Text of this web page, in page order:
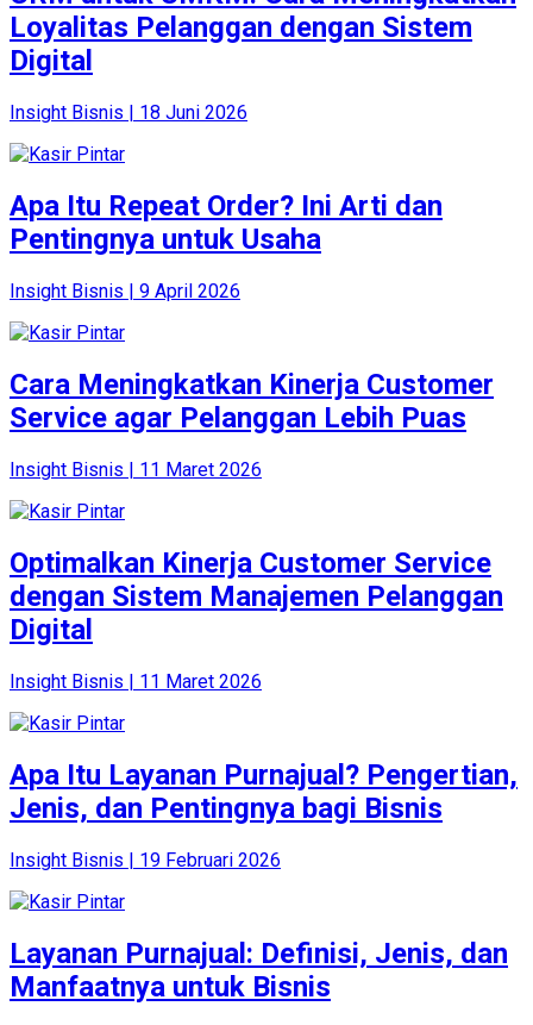
Loyalitas Pelanggan dengan Sistem
Digital
Insight Bisnis | 18 Juni 2026
Apa Itu Repeat Order? Ini Arti dan
Pentingnya untuk Usaha
Insight Bisnis | 9 April 2026
Cara Meningkatkan Kinerja Customer
Service agar Pelanggan Lebih Puas
Insight Bisnis | 11 Maret 2026
Optimalkan Kinerja Customer Service
dengan Sistem Manajemen Pelanggan
Digital
Insight Bisnis | 11 Maret 2026
Apa Itu Layanan Purnajual? Pengertian,
Jenis, dan Pentingnya bagi Bisnis
Insight Bisnis | 19 Februari 2026
Layanan Purnajual: Definisi, Jenis, dan
Manfaatnya untuk Bisnis